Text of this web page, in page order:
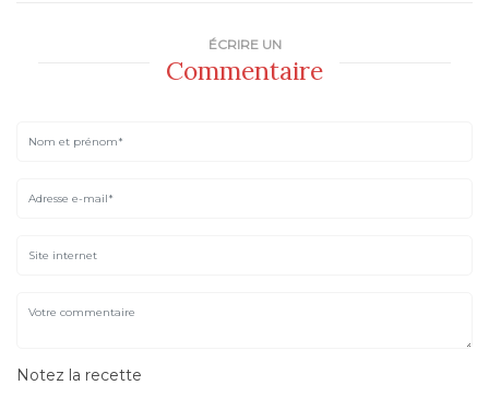
ÉCRIRE UN
Commentaire
Notez la recette